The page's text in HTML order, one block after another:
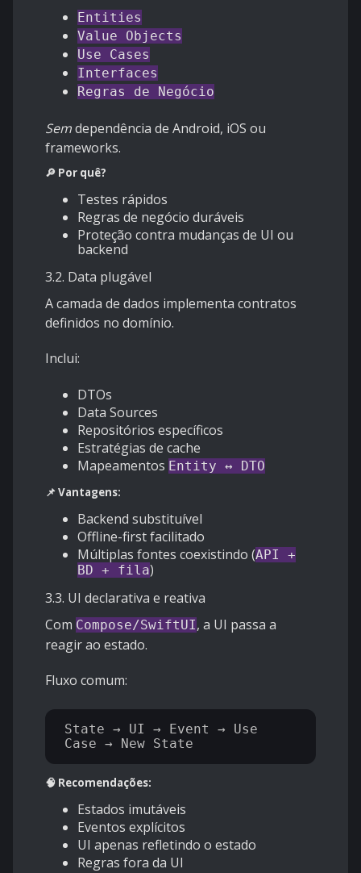
Entities
Value Objects
Use Cases
Interfaces
Regras de Negócio
Semdependência de Android, iOS ou
frameworks.
🔎 Por quê?
Testes rápidos
Regras de negócio duráveis
Proteção contra mudanças de UI ou
backend
3.2. Data plugável
A camada de dados implementa contratos
definidos no domínio.
Inclui:
DTOs
Data Sources
Repositórios específicos
Estratégias de cache
Mapeamentos Entity ↔ DTO
📌 Vantagens:
Backend substituível
Offline-first facilitado
Múltiplas fontes coexistindo (API +
BD + fila)
3.3. UI declarativa e reativa
Com Compose/SwiftUI, a UI passa a
reagir ao estado.
Fluxo comum:
State → UI → Event → Use
🧠 Recomendações:
Estados imutáveis
Eventos explícitos
UI apenas refletindo o estado
Regras fora da UI